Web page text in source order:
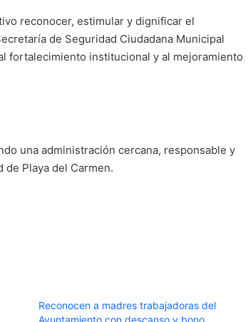
reconocer, estimular y dignificar el
de Seguridad Ciudadana Municipal
fortalecimiento institucional y al mejoramiento
una administración cercana, responsable y
Playa del Carmen.
Reconocen a madres trabajadoras del
Ayuntamiento con descanso y bono